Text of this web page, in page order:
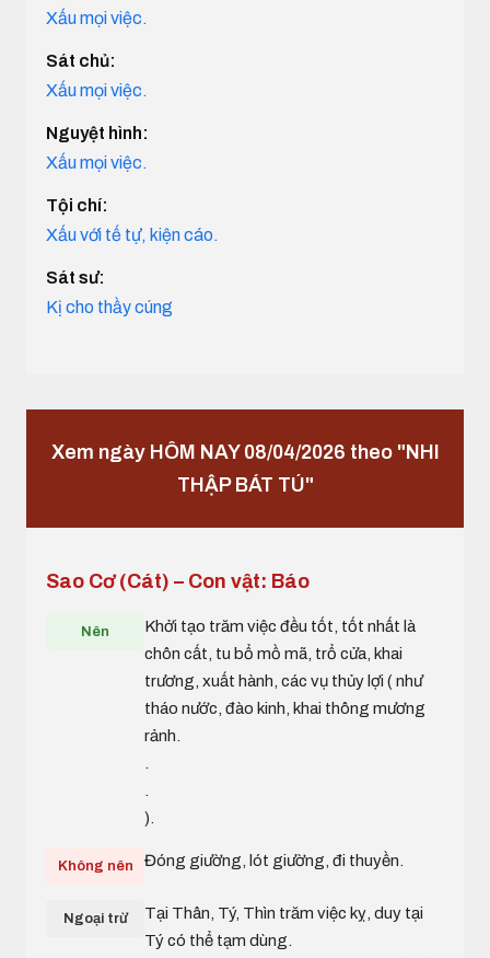
Xấu mọi việc.
Sát chủ:
Xấu mọi việc.
Nguyệt hình:
Xấu mọi việc.
Tội chí:
Xấu với tế tự, kiện cáo.
Sát sư:
Kị cho thầy cúng
Xem ngày HÔM NAY 08/04/2026 theo "NHI
THẬP BÁT TÚ"
Sao Cơ (Cát) – Con vật: Báo
Nên
Khởi tạo trăm việc đều tốt, tốt nhất là
chôn cất, tu bổ mồ mã, trổ cửa, khai
trương, xuất hành, các vụ thủy lợi ( như
tháo nước, đào kinh, khai thông mương
rảnh.
).
Không nên Đóng giường, lót giường, đi thuyền.
Ngoại trừ
Tại Thân, Tý, Thìn trăm việc kỵ, duy tại
Tý có thể tạm dùng.